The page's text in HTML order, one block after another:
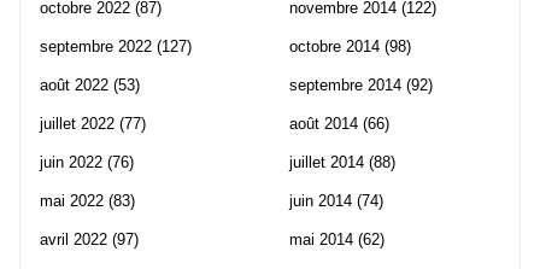
octobre 2022 (87)
septembre 2022 (127)
août 2022 (53)
juillet 2022 (77)
juin 2022 (76)
mai 2022 (83)
avril 2022 (97)
novembre 2014 (122)
octobre 2014 (98)
septembre 2014 (92)
août 2014 (66)
juillet 2014 (88)
juin 2014 (74)
mai 2014 (62)